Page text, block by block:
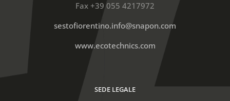
Fax +39 055 4217972
sestofiorentino.info@snapon.com
www.ecotechnics.com
SEDE LEGALE